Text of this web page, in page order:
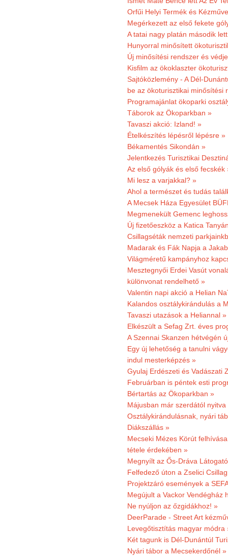
Orfűi Helyi Termék és
Megérkezett az első fekete
A tatai nagy platán második
Hunyorral minősített
Új minősítési rendszer és
Kisfilm az ökoklaszter
Sajtóközlemény - A Dél-
be az ökoturisztikai minősítési
Programajánlat ökoparki
Táborok az Ökoparkban »
Tavaszi akció: Izland! »
Ételkészítés lépésről lépésre »
Békamentés Sikondán »
Jelentkezés Turisztikai
Az első gólyák és első fecskék
Mi lesz a varjakkal? »
Ahol a természet és tudás
A Mecsek Háza Egyesület
Megmenekült Gemenc
Új fizetőeszköz a Katica
Csillagséták nemzeti
Madarak és Fák Napja a
Világméretű kampányhoz
Mesztegnyői Erdei Vasút
különvonat rendelhető »
Valentin napi akció a Helian
Kalandos osztálykirándulás a
Tavaszi utazások a Heliannal »
Elkészült a Sefag Zrt. éves
A Szennai Skanzen hétvégén
Egy új lehetőség a tanulni
indul mesterképzés »
Gyulaj Erdészeti és Vadászati
Februárban is péntek esti
Bértartás az Ökoparkban »
Májusban már szerdától
Osztálykirándulásnak, nyári
Diákszállás »
Mecseki Mézes Körút
tétele érdekében »
Megnyílt az Ős-Dráva
Felfedező úton a Zselici
Projektzáró események a
Megújult a Vackor Vendégház
Ne nyúljon az őzgidákhoz! »
DeerParade - Street Art
Levegőtisztítás magyar módra
Két tagunk is Dél-Dunántúl
Nyári tábor a Mecsekerdőnél »